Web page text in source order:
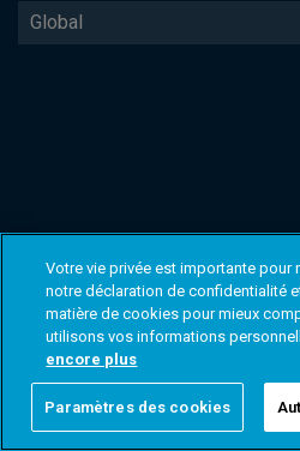
Global
Votre vie privée est importante pour
notre déclaration de confidentialité
matière de cookies pour mieux
utilisons vos informations
encore plus
Paramètres des cookies